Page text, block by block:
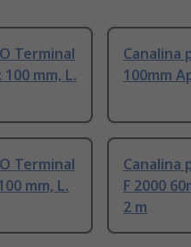
Terminal
mm, L.
Canalina
100mm
Terminal
mm, L.
Canalina
F 2000
2 m